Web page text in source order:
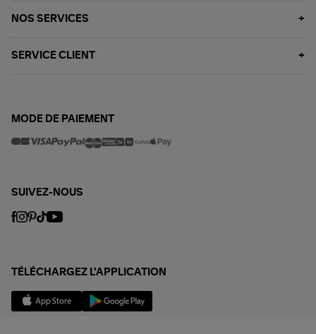
NOS SERVICES
SERVICE CLIENT
MODE DE PAIEMENT
SUIVEZ-NOUS
TÉLÉCHARGEZ L'APPLICATION